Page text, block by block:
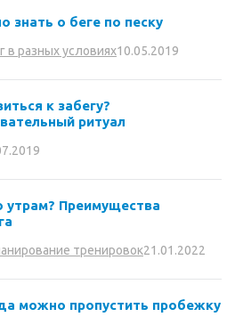
знать о беге по песку
в разных условиях10.05.2019
к забегу?
ритуал
утрам? Преимущества
тренировок21.01.2022
можно пропустить пробежку